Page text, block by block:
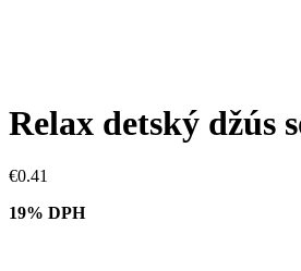
Relax detský džús
€0.41
19% DPH